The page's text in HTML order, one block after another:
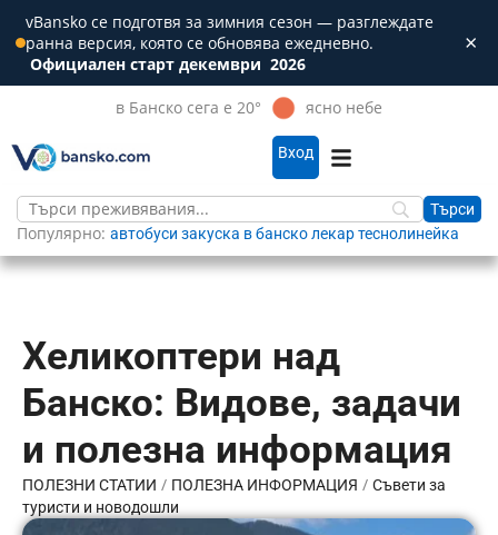
vBansko се подготвя за зимния сезон — разглеждате
ранна версия, която се обновява ежедневно.
Официален старт декември 2026
×
в Банско сега е 20° ясно небе
Вход
Популярно: автобуси закуска в бансколекартеснолинейка
Хеликоптери над
Банско: Видове, задачи
и полезна информация
ПОЛЕЗНИ СТАТИИ / ПОЛЕЗНА ИНФОРМАЦИЯ / Съвети за
туристи и новодошли